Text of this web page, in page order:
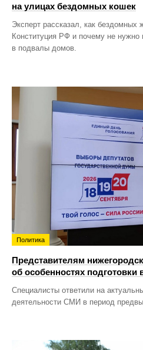
на улицах бездомных кошек
Эксперт рассказал, как
Конституция РФ и почему не нужно
в подвалы домов.
Политика
Представителям
об особенностях подготовки
Специалисты ответили на
деятельности СМИ в период